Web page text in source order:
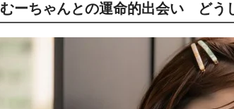
むーちゃんとの運命的出会い どう